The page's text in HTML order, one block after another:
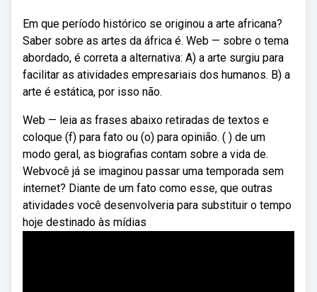
Em que período histórico se originou a arte africana?
Saber sobre as artes da áfrica é. Web — sobre o tema
abordado, é correta a alternativa: A) a arte surgiu para
facilitar as atividades empresariais dos humanos. B) a
arte é estática, por isso não.
Web — leia as frases abaixo retiradas de textos e
coloque (f) para fato ou (o) para opinião. ( ) de um
modo geral, as biografias contam sobre a vida de.
Webvocê já se imaginou passar uma temporada sem
internet? Diante de um fato como esse, que outras
atividades você desenvolveria para substituir o tempo
hoje destinado às mídias